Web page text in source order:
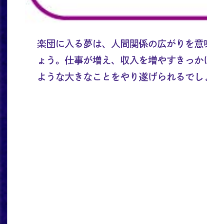
楽団に入る夢は、人間関係の広がりを
ょう。仕事が増え、収入を増やすきっ
ような大きなことをやり遂げられるで